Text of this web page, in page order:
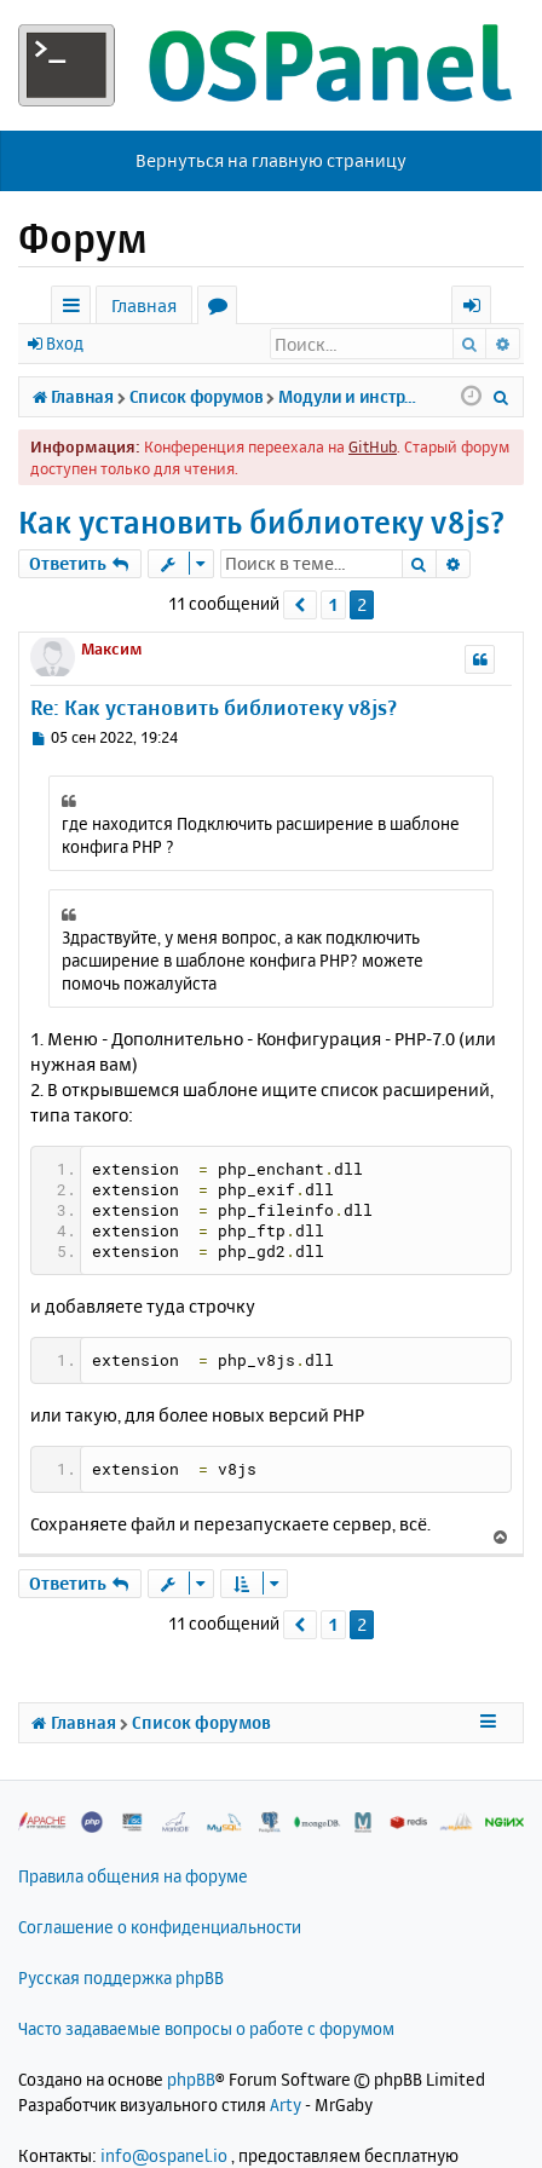
Вернуться на главную страницу
Форум
с
ы
л
к
Главная
р
у
м
х
о
д
Вход Поиск
Главная Список форумов Модули и инструменты
Информация: Конференция переехала на GitHub . Старый форум
доступен только для чтения.
Как установить библиотеку v8js?
Ответить Поиск
11 сообщений Пред.
1 2
Максим
Re: Как установить библиотеку v8js?
С
о
н
и
05 сен 2022, 19:24
где находится Подключить расширение в шаблоне
конфига PHP ?
Здраствуйте, у меня вопрос, а как подключить
расширение в шаблоне конфига PHP? можете
помочь пожалуйста
1. Меню - Дополнительно - Конфигурация - PHP-7.0 (или
нужная вам)
2. В открывшемся шаблоне ищите список расширений,
типа такого:
extension = php_enchant . dll
extension = php_exif . dll
extension = php_fileinfo . dll
extension = php_ftp . dll
extension = php_gd2 . dll
и добавляете туда строчку
extension = php_v8js . dll
или такую, для более новых версий PHP
extension = v8js
Сохраняете файл и перезапускаете сервер, всё.
е
к
Ответить
11 сообщений Пред.
1 2
Главная Список форумов
Правила общения на форуме
Соглашение о конфиденциальности
Русская поддержка phpBB
Часто задаваемые вопросы о работе с форумом
Создано на основе phpBB® Forum Software © phpBB Limited
Разработчик визуального стиля Arty- MrGaby
Контакты: info@ospanel.io , предоставляем бесплатную